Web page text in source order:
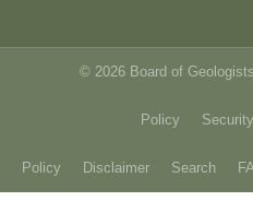
© 2026 Board of
Policy
Policy Disclaimer Search